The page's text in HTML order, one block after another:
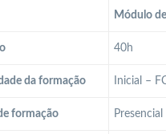
Módulo
40h
da formação Inicial –
formação Presencial